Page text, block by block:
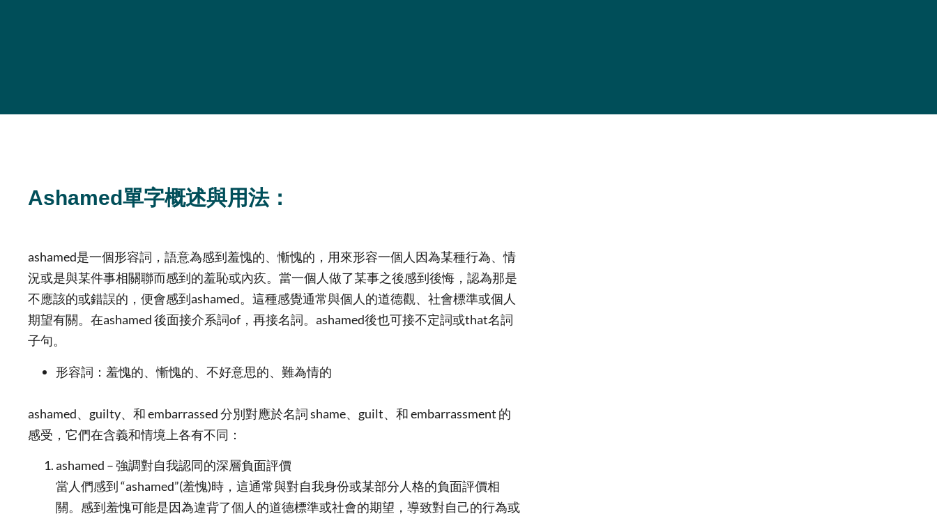
Ashamed單字概述與用法：
ashamed是一個形容詞，語意為感到羞愧的、慚愧的，用來形容一個人因為某種行為、情
況或是與某件事相關聯而感到的羞恥或內疚。當一個人做了某事之後感到後悔，認為那是
不應該的或錯誤的，便會感到ashamed。這種感覺通常與個人的道德觀、社會標準或個人
期望有關。在ashamed 後面接介系詞of，再接名詞。ashamed後也可接不定詞或that名詞
子句。
形容詞：羞愧的、慚愧的、不好意思的、難為情的
ashamed、guilty、和 embarrassed 分別對應於名詞 shame、guilt、和 embarrassment 的
感受，它們在含義和情境上各有不同：
ashamed – 強調對自我認同的深層負面評價
當人們感到 “ashamed”(羞愧)時，這通常與對自我身份或某部分人格的負面評價相
關。感到羞愧可能是因為違背了個人的道德標準或社會的期望，導致對自己的行為或